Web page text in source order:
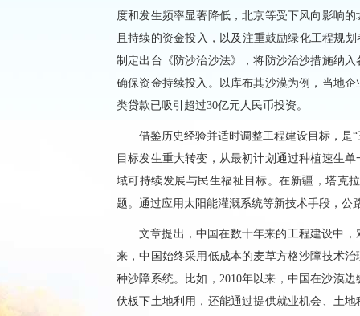
度和发生频率显著降低，北京等受下风向影响
且持续的资金投入，以及注重鼓励绿化工程规
制定出台《防沙治沙法》，将防沙治沙措施纳
确保资金持续投入。以库布其沙漠为例，当地
类贷款已吸引超过30亿元人民币投资。
借鉴历史经验并适时调整工程建设目标，是
目标发生重大转变，从最初计划通过种植速生
域可持续发展与民生福祉目标。在新疆，塔克
题。通过应用太阳能灌溉系统等新技术手段，公
文章提出，中国在数十年来的工程建设中
来，中国始终采用低成本的麦草方格沙障技术
种沙障系统。比如，2010年以来，中国在沙漠
伏板下土地利用，还能通过提供就业机会、土